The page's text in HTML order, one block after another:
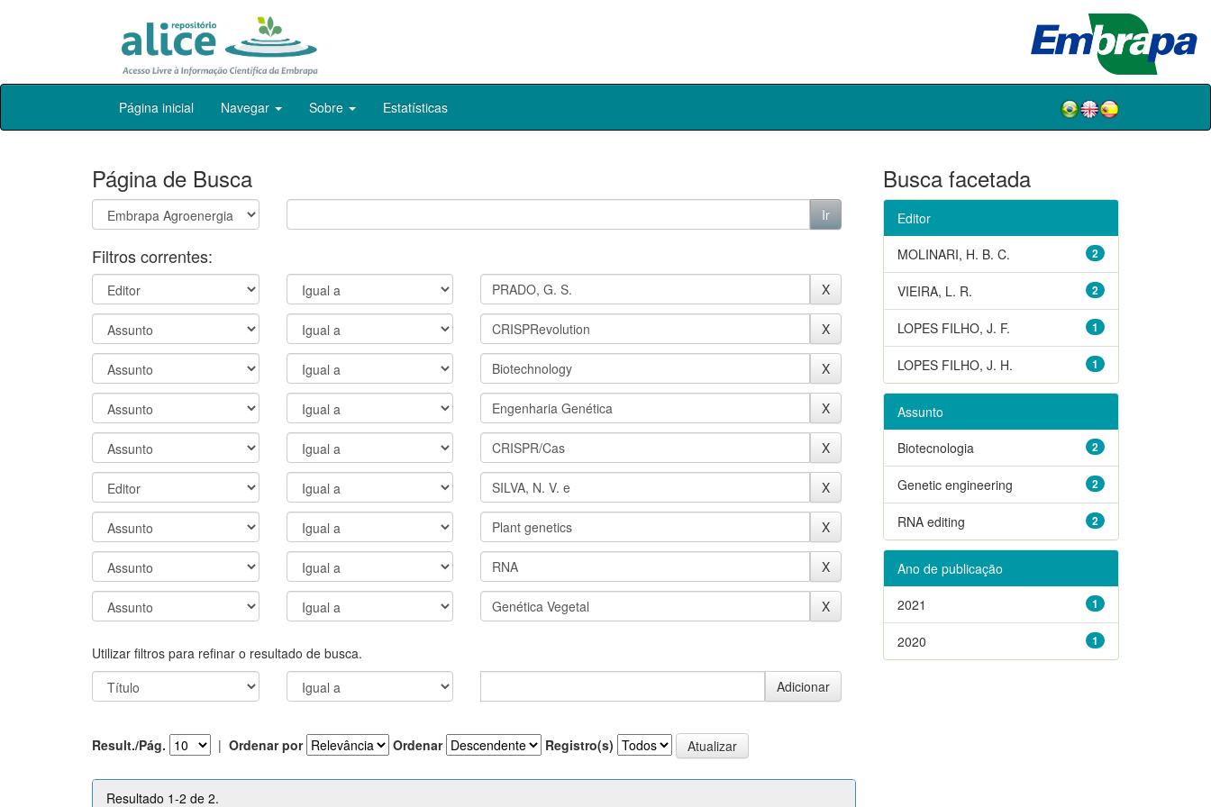
Skip
Página inicial Navegar Sobre Estatísticas
Página de Busca
Filtros correntes:
Utilizar filtros para refinar o resultado de busca.
Result./Pág. | Ordenar por Ordenar Registro(s)
Resultado 1-2 de 2.
Busca facetada
Editor
2
MOLINARI, H. B. C.
2
VIEIRA, L. R.
1
LOPES FILHO, J. F.
1
LOPES FILHO, J. H.
Assunto
2
Biotecnologia
2
Genetic engineering
2
RNA editing
Ano de publicação
1
2021
1
2020